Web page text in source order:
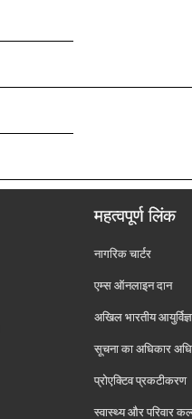
महत्वपूर्ण लिंक
नागरिक चार्टर
एम्स ऑनलाइन दान
अखिल भारतीय
सूचना का अधिकार
प्रोएक्टिव प्रकटीकरण
स्वास्थ्य और परिवार